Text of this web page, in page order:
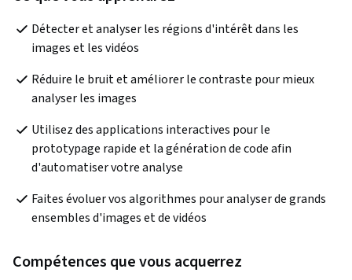
Détecter et analyser les régions d'intérêt dans les
images et les vidéos
Réduire le bruit et améliorer le contraste pour mieux
analyser les images
Utilisez des applications interactives pour le
prototypage rapide et la génération de code afin
d'automatiser votre analyse
Faites évoluer vos algorithmes pour analyser de grands
ensembles d'images et de vidéos
Compétences que vous acquerrez